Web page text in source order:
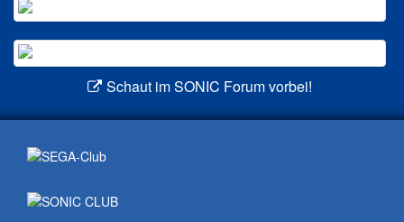
Schaut im SONIC Forum vorbei!